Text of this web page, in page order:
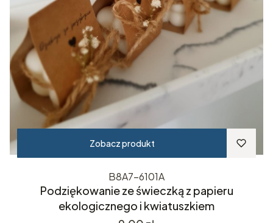
Zobacz produkt
B8A7-6101A
Podziękowanie ze świeczką z papieru
ekologicznego i kwiatuszkiem